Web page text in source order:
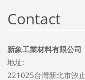
Contact
新象工業材料有限公司
地址:
221025台灣新北市汐